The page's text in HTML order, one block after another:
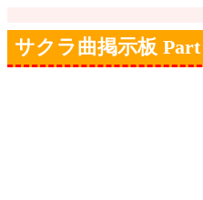
サクラ曲掲示板